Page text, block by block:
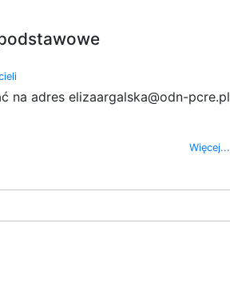
na adres elizaargalska@odn-pcre.pl
Więcej...